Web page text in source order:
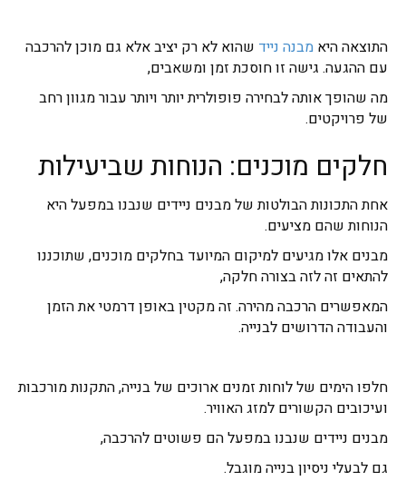
התוצאה היא מבנה נייד שהוא לא רק יציב אלא גם מוכן להרכבה
עם ההגעה. גישה זו חוסכת זמן ומשאבים,
מה שהופך אותה לבחירה פופולרית יותר ויותר עבור מגוון רחב
של פרויקטים.
חלקים מוכנים: הנוחות שביעילות
אחת התכונות הבולטות של מבנים ניידים שנבנו במפעל היא
הנוחות שהם מציעים.
מבנים אלו מגיעים למיקום המיועד בחלקים מוכנים, שתוכננו
להתאים זה לזה בצורה חלקה,
המאפשרים הרכבה מהירה. זה מקטין באופן דרמטי את הזמן
והעבודה הדרושים לבנייה.
חלפו הימים של לוחות זמנים ארוכים של בנייה, התקנות מורכבות
ועיכובים הקשורים למזג האוויר.
מבנים ניידים שנבנו במפעל הם פשוטים להרכבה,
גם לבעלי ניסיון בנייה מוגבל.